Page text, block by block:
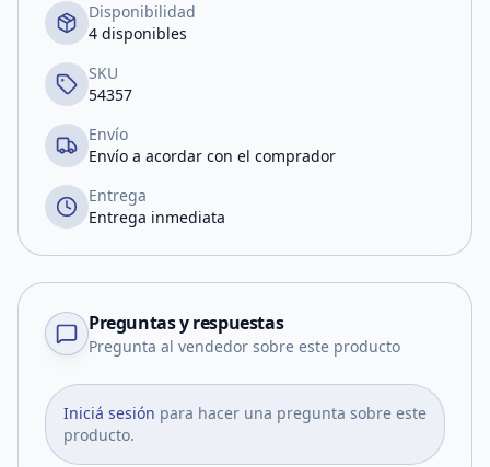
Disponibilidad
4 disponibles
SKU
54357
Envío
Envío a acordar con el comprador
Entrega
Entrega inmediata
Preguntas y respuestas
Pregunta al vendedor sobre este producto
Iniciá sesión para hacer una pregunta sobre este
producto.